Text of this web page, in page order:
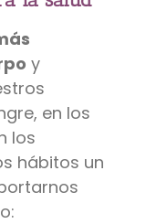
y
en los
los
hábitos un